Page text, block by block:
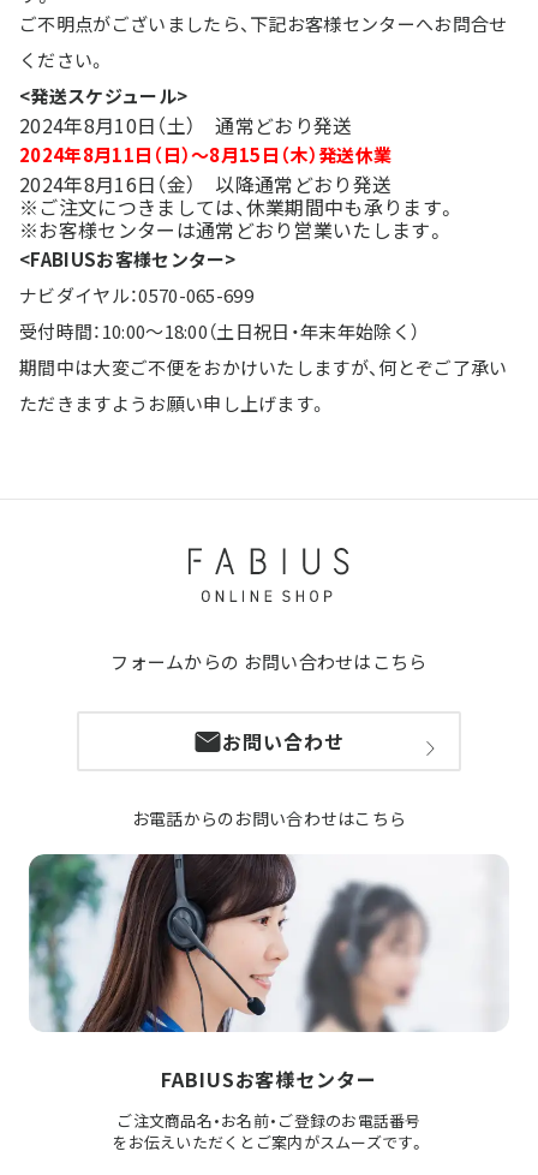
ご不明点がございましたら、下記お客様センターへお問合せ
ください。
<発送スケジュール>
2024年8月10日（土） 通常どおり発送
2024年8月11日（日）～8月15日（木）発送休業
2024年8月16日（金） 以降通常どおり発送
※ご注文につきましては、休業期間中も承ります。
※お客様センターは通常どおり営業いたします。
<FABIUSお客様センター>
ナビダイヤル：0570-065-699
受付時間：10:00～18:00（土日祝日・年末年始除く）
期間中は大変ご不便をおかけいたしますが、何とぞご了承い
ただきますようお願い申し上げます。
フォームからの お問い合わせはこちら
お問い合わせ
お電話からのお問い合わせはこちら
FABIUSお客様センター
ご注文商品名・お名前・ご登録のお電話番号
をお伝えいただくとご案内がスムーズです。